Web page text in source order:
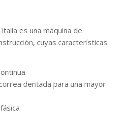
es una máquina de
cuyas características
dentada para una mayor